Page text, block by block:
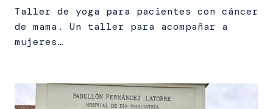
Taller de yoga para pacientes con cáncer
de mama. Un taller para acompañar a
mujeres…